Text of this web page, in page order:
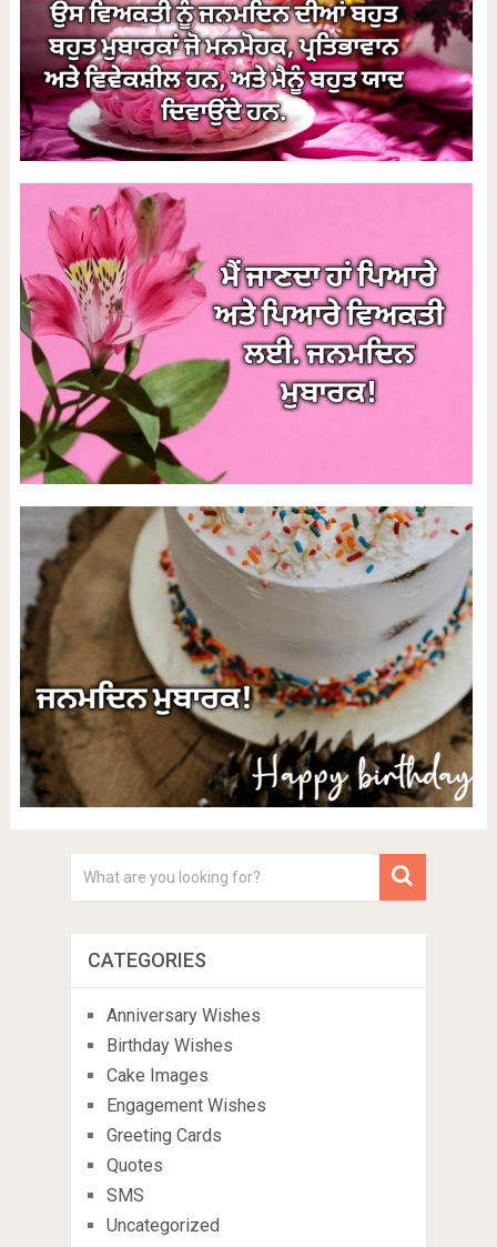
CATEGORIES
Anniversary Wishes
Birthday Wishes
Cake Images
Engagement Wishes
Greeting Cards
Quotes
SMS
Uncategorized